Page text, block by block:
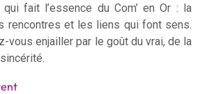
fait l’essence du Com’ en Or : la
rencontres et les liens qui font sens.
vous enjailler par le goût du vrai, de la